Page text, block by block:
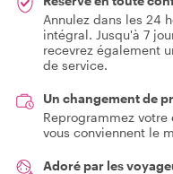
Annulez dans les 24
intégral. Jusqu'à 7
recevrez également
de service.
Un changement de
Reprogrammez
vous conviennent le
Adoré par les